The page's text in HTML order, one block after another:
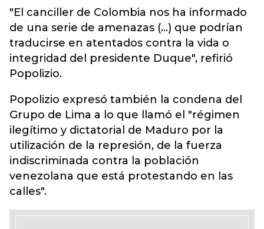
"El canciller de Colombia nos ha informado
de una serie de amenazas (...) que podrían
traducirse en atentados contra la vida o
integridad del presidente Duque", refirió
Popolizio.
Popolizio expresó también la condena del
Grupo de Lima a lo que llamó el "régimen
ilegítimo y dictatorial de Maduro por la
utilización de la represión, de la fuerza
indiscriminada contra la población
venezolana que está protestando en las
calles".